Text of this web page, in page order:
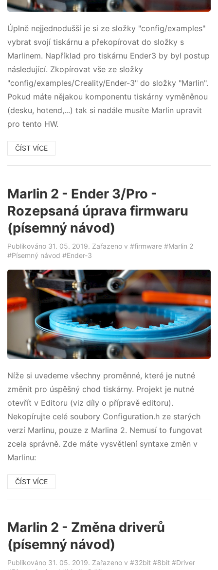
Úplně nejjednodušší je si ze složky "config/examples"
vybrat svojí tiskárnu a překopírovat do složky s
Marlinem. Například pro tiskárnu Ender3 by byl postup
následující. Zkopírovat vše ze složky
"config/examples/Creality/Ender-3" do složky "Marlin".
Pokud máte nějakou komponentu tiskárny vyměněnou
(desku, hotend,...) tak si nadále musíte Marlin upravit
pro tento HW.
ČÍST VÍCE
Marlin 2 - Ender 3/Pro -
Rozepsaná úprava firmwaru
(písemný návod)
Publikováno 31. 05. 2019. Zařazeno v #firmware #Marlin 2
#Písemný návod #Ender-3
Níže si uvedeme všechny proměnné, které je nutné
změnit pro úspěšný chod tiskárny. Projekt je nutné
otevřít v Editoru (viz díly o přípravě editoru).
Nekopírujte celé soubory Configuration.h ze starých
verzí Marlinu, pouze z Marlina 2. Nemusí to fungovat
zcela správně. Zde máte vysvětlení syntaxe změn v
Marlinu:
ČÍST VÍCE
Marlin 2 - Změna driverů
(písemný návod)
Publikováno 31. 05. 2019. Zařazeno v #32bit #8bit #Driver